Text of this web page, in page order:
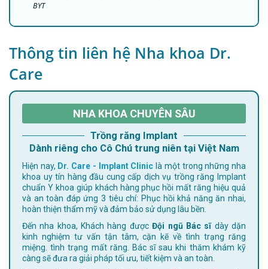
BYT
Thông tin liên hệ Nha khoa Dr.
Care
NHA KHOA CHUYÊN SÂU
Trồng răng Implant
Dành riêng cho Cô Chú trung niên tại Việt Nam
Hiện nay, Dr. Care - Implant Clinic là một trong những nha
khoa uy tín hàng đầu cung cấp dịch vụ trồng răng Implant
chuẩn Y khoa giúp khách hàng phục hồi mất răng hiệu quả
và an toàn đáp ứng 3 tiêu chí: Phục hồi khả năng ăn nhai,
hoàn thiện thẩm mỹ và đảm bảo sử dụng lâu bền.
Đến nha khoa, Khách hàng đượcĐội ngũ Bác sĩdày dặn
kinh nghiệm tư vấn tận tâm, cặn kẽ về tình trạng răng
miệng. tình trạng mất răng. Bác sĩ sau khi thăm khám kỹ
càng sẽ đưa ra giải pháp tối ưu, tiết kiệm và an toàn.